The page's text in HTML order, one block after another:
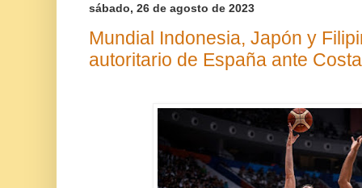
sábado, 26 de agosto de 2023
Mundial Indonesia, Japón y
autoritario de España ante